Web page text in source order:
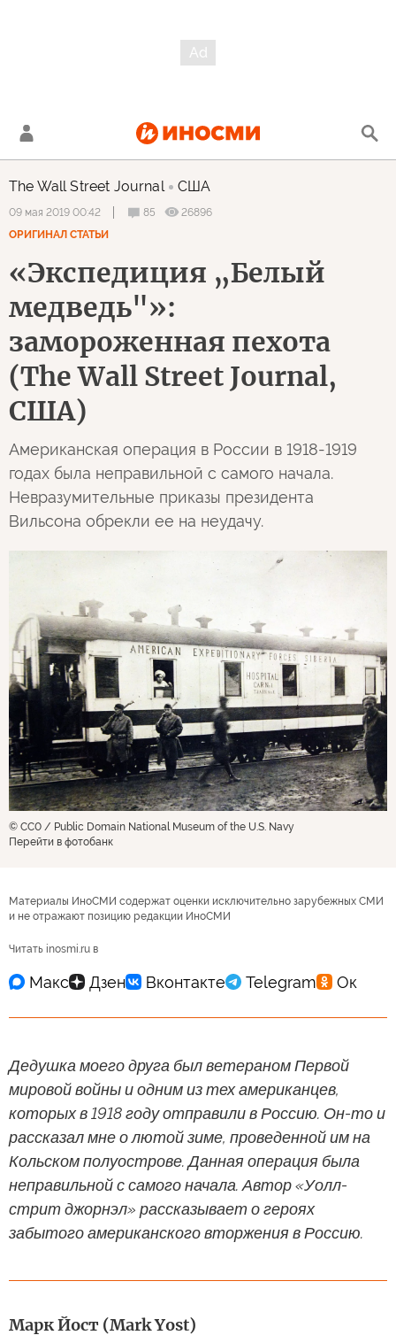
The Wall Street Journal США
09 мая 2019 00:42 85
26896
ОРИГИНАЛ СТАТЬИ
«Экспедиция „Белый
медведь"»:
замороженная пехота
(The Wall Street Journal,
США)
Американская операция в России в 1918-1919
годах была неправильной с самого начала.
Невразумительные приказы президента
Вильсона обрекли ее на неудачу.
© CC0 / Public Domain National Museum of the U.S. Navy
Перейти в фотобанк
Материалы ИноСМИ содержат оценки исключительно зарубежных СМИ
и не отражают позицию редакции ИноСМИ
Читать inosmi.ru в
Дедушка моего друга был ветераном Первой
мировой войны и одним из тех американцев,
которых в 1918 году отправили в Россию. Он-то и
рассказал мне о лютой зиме, проведенной им на
Кольском полуострове. Данная операция была
неправильной с самого начала. Автор «Уолл-
стрит джорнэл» рассказывает о героях
забытого американского вторжения в Россию.
Марк Йост (Mark Yost)